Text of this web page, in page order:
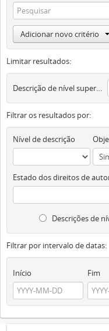
Adicionar novo critério
Limitar resultados:
Descrição de nível superior
Filtrar os resultados por:
Nível de descrição
Estado dos direitos de
Descrições de
Filtrar por intervalo de datas:
Início Fim